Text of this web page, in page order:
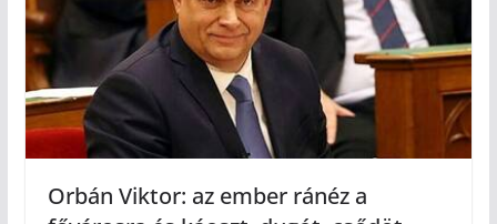
Orbán Viktor: az ember ránéz a